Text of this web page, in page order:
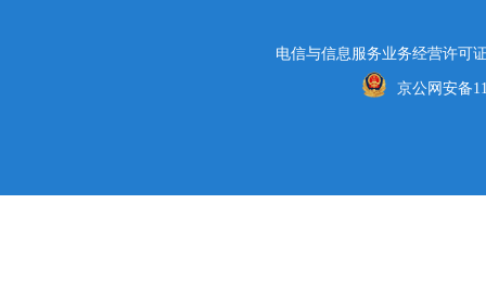
电信与信息服务业务经营许可
京公网安备